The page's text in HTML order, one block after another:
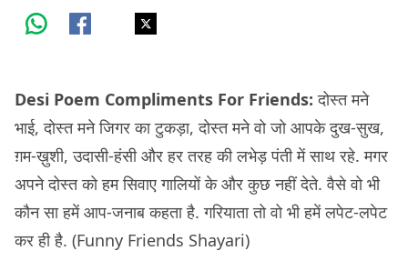
Desi Poem Compliments For Friends:दोस्त मने
भाई, दोस्त मने जिगर का टुकड़ा, दोस्त मने वो जो आपके दुख-सुख,
ग़म-ख़ुशी, उदासी-हंसी और हर तरह की लभेड़ पंती में साथ रहे. मगर
अपने दोस्त को हम सिवाए गालियों के और कुछ नहीं देते. वैसे वो भी
कौन सा हमें आप-जनाब कहता है. गरियाता तो वो भी हमें लपेट-लपेट
कर ही है. (Funny Friends Shayari)